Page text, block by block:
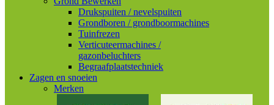
Drukspuiten / nevelspuiten
Grondboren / grondboormachines
Tuinfrezen
Verticuteermachines /
gazonbeluchters
Begraafplaatstechniek
Zagen en snoeien
Merken